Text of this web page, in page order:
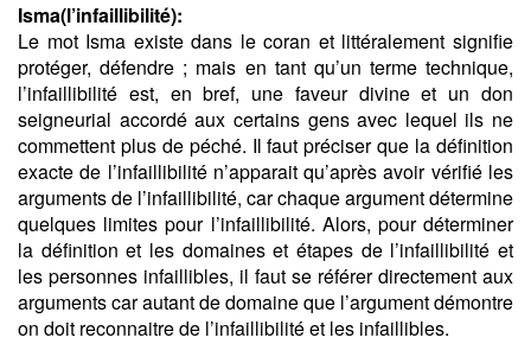
Isma(l’infaillibilité):
Le mot Isma existe dans le coran et littéralement signifie
protéger, défendre ; mais en tant qu’un terme technique,
l’infaillibilité est, en bref, une faveur divine et un don
seigneurial accordé aux certains gens avec lequel ils ne
commettent plus de péché. Il faut préciser que la définition
exacte de l’infaillibilité n’apparait qu’après avoir vérifié les
arguments de l’infaillibilité, car chaque argument détermine
quelques limites pour l’infaillibilité. Alors, pour déterminer
la définition et les domaines et étapes de l’infaillibilité et
les personnes infaillibles, il faut se référer directement aux
arguments car autant de domaine que l’argument démontre
on doit reconnaitre de l’infaillibilité et les infaillibles.